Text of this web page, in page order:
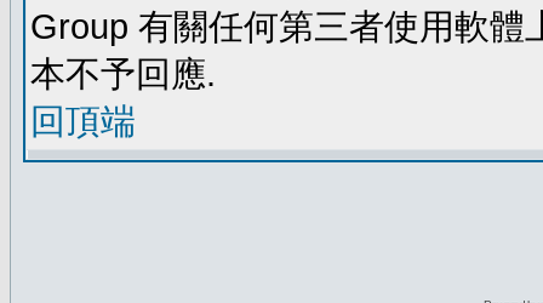
Group 有關任何第三者使用軟
本不予回應.
回頂端